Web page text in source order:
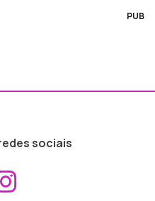
PUB
sociais
ao